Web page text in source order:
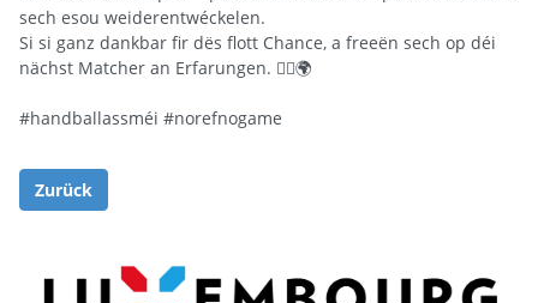
sech esou weiderentwéckelen.
Si si ganz dankbar fir dës flott Chance, a freeën sech op déi
nächst Matcher an Erfarungen. 🤾‍♀️🌍
#handballassméi #norefnogame
Zurück